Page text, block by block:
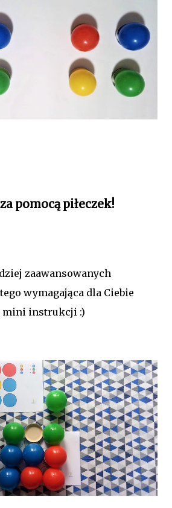
pomocą piłeczek!
zaawansowanych
wymagająca dla Ciebie
instrukcji :)